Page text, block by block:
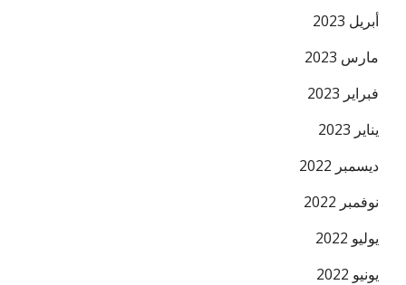
أبريل 2023
مارس 2023
فبراير 2023
يناير 2023
ديسمبر 2022
نوفمبر 2022
يوليو 2022
يونيو 2022